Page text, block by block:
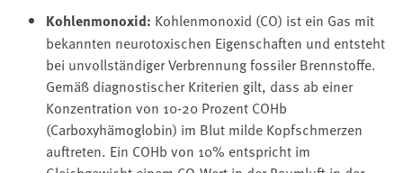
Kohlenmonoxid: Kohlenmonoxid (CO) ist ein Gas mit
bekannten neurotoxischen Eigenschaften und entsteht
bei unvollständiger Verbrennung fossiler Brennstoffe.
Gemäß diagnostischer Kriterien gilt, dass ab einer
Konzentration von 10-20 Prozent COHb
(Carboxyhämoglobin) im Blut milde Kopfschmerzen
auftreten. Ein COHb von 10% entspricht im